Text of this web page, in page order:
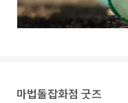
마법돌잡화점 굿즈